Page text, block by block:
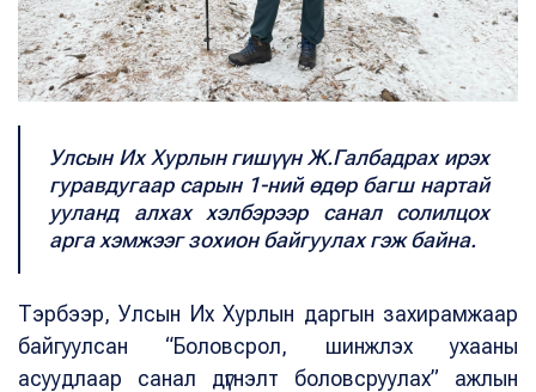
Улсын Их Хурлын гишүүн Ж.Галбадрах ирэх
гуравдугаар сарын 1-ний өдөр багш нартай
ууланд алхах хэлбэрээр санал солилцох
арга хэмжээг зохион байгуулах гэж байна.
Тэрбээр, Улсын Их Хурлын даргын захирамжаар
байгуулсан “Боловсрол, шинжлэх ухааны
асуудлаар санал дүгнэлт боловсруулах” ажлын